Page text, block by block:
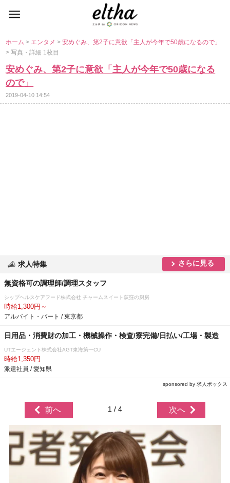
ホーム> エンタメ>安めぐみ、第2子に意欲「主人が今年で50歳になるので」
> 写真・詳細 1枚目
安めぐみ、第2子に意欲「主人が今年で50歳になる
ので」
2019-04-10 14:54
求人特集 さらに見る
無資格可の調理師/調理スタッフ
シップヘルスケアフード株式会社 チャームスイート荻窪の厨房
時給1,300円～
アルバイト・パート / 東京都
日用品・消費財の加工・機械操作・検査/寮完備/日払い/工場・製造
UTエージェント株式会社AGT東海第一CU
時給1,350円
派遣社員 / 愛知県
sponsored by 求人ボックス
前へ 1 / 4 次へ